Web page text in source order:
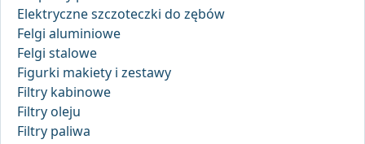
Elektryczne szczoteczki do zębów
Felgi aluminiowe
Felgi stalowe
Figurki makiety i zestawy
Filtry kabinowe
Filtry oleju
Filtry paliwa